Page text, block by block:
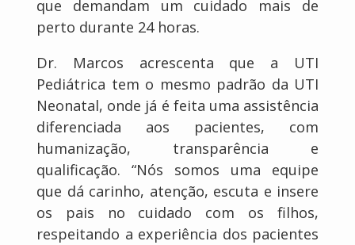
que demandam um cuidado mais de
perto durante 24 horas.
Dr. Marcos acrescenta que a UTI
Pediátrica tem o mesmo padrão da UTI
Neonatal, onde já é feita uma assistência
diferenciada aos pacientes, com
humanização, transparência e
qualificação. “Nós somos uma equipe
que dá carinho, atenção, escuta e insere
os pais no cuidado com os filhos,
respeitando a experiência dos pacientes